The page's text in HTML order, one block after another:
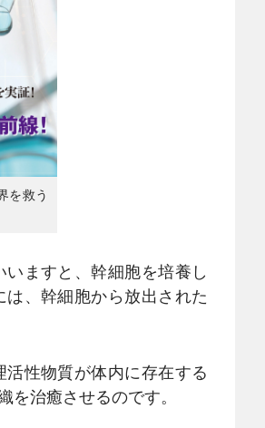
を救う
ますと、幹細胞を培養し
、幹細胞から放出された
性物質が体内に存在する
を治癒させるのです。